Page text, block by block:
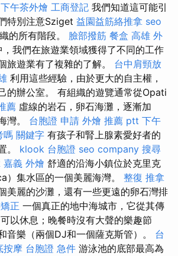
下午茶外燴 工商登記 我們知道這可能引
特別注意Sziget 益園益筋絡推拿 seo
的所有階段。 臉部撥筋 餐盒 高雄 外
我們在旅遊業領域獲得了不同的工作
旅遊業有了複雜的了解。 台中肩頸放
利用這些經驗，由於更大的自主權，
的辦公室。 有組織的遊覽通常從Opati
薦 虛線的岩石，卵石海灘，逐漸加
灣。 台胞證 申請 外燴 推薦 ptt 下午
嗎 關鍵字 有孩子和腎上腺素愛好者的
。 klook 台胞證 seo company 搜尋
嘉義 外燴 舒適的沿海小鎮位於克里克
）集水區的一個美麗海灣。 整復 推拿
美麗的沙灘，還有一些更遠的卵石灣排
正 一個真正的地中海城市，它從其傳
以休息；晚餐時沒有大聲的樂趣節
音樂（兩個DJ和一個薩克斯管）。 台
按摩 台胞證 急件 游泳池的底部最高為